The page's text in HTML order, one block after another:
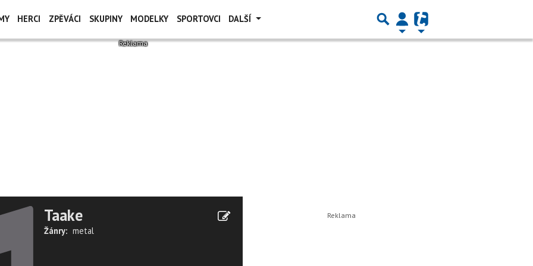
HERCI ZPĚVÁCI SKUPINY MODELKY SPORTOVCI DALŠÍ
Taake
Žánry: metal